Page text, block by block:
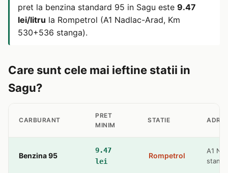
pret la benzina standard 95 in Sagu este 9.47
lei/litru la Rompetrol (A1 Nadlac-Arad, Km
530+536 stanga).
Care sunt cele mai ieftine statii in
Sagu?
CARBURANT
PRET
MINIM
STATIE
Benzina 95
9.47
lei
Rompetrol
A1
stanga